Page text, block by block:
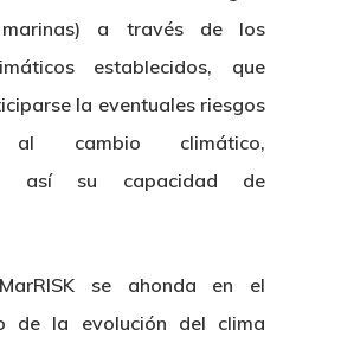
marinas) a través de los
establecidos, que
la eventuales riesgos
al cambio climático,
así su capacidad de
se ahonda en el
de la evolución del clima